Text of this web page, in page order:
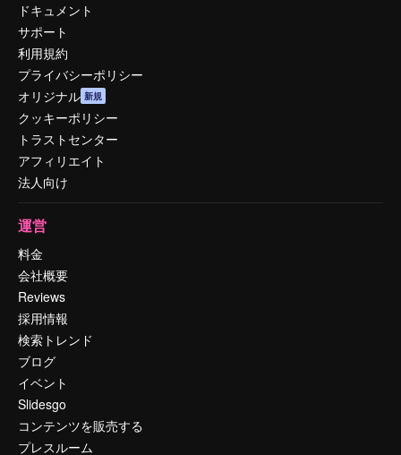
ドキュメント
サポート
利用規約
プライバシーポリシー
オリジナル 新規
クッキーポリシー
トラストセンター
アフィリエイト
法人向け
運営
料金
会社概要
Reviews
採用情報
検索トレンド
ブログ
イベント
Slidesgo
コンテンツを販売する
プレスルーム